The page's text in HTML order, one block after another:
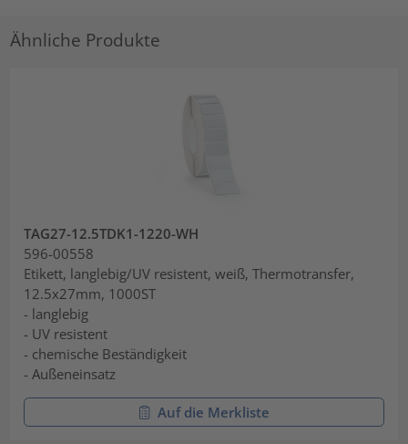
Ähnliche Produkte
TAG27-12.5TDK1-1220-WH
596-00558
Etikett, langlebig/UV resistent, weiß, Thermotransfer,
12.5x27mm, 1000ST
- langlebig
- UV resistent
- chemische Beständigkeit
- Außeneinsatz
Auf die Merkliste